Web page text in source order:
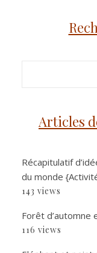
Articles
Récapitulatif
du monde
143 views
Forêt d’automne
116 views